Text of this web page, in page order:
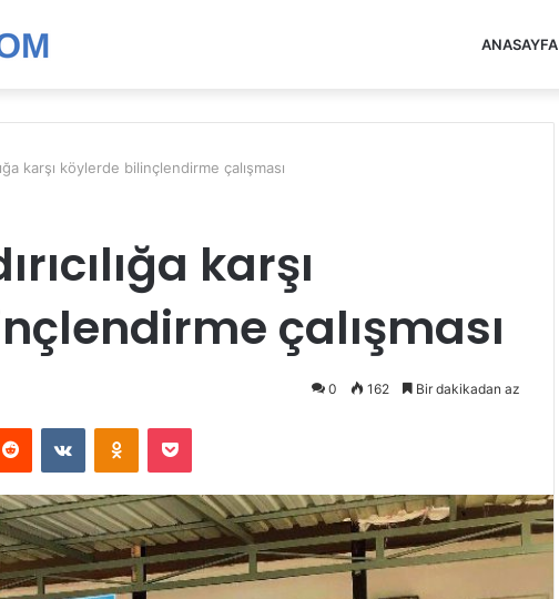
ANASAYFA
karşı köylerde bilinçlendirme çalışması
karşı
çalışması
0 162 Bir dakikadan az
Reddit VKontakteOdnoklassniki
Pocket